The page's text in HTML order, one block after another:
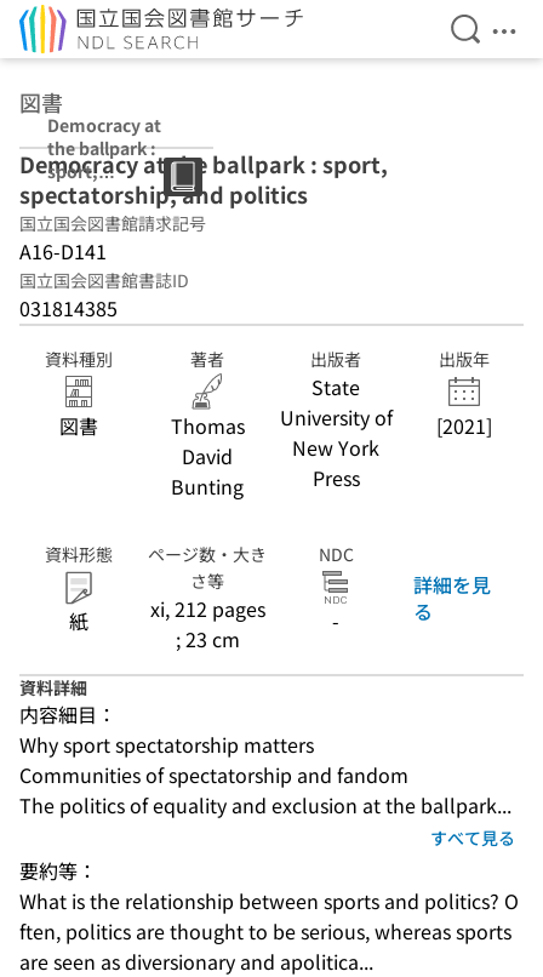
検索を
メ
図書
Democracy at
the ballpark :
sport,
spectatorship,
and politics
Democracy at the ballpark : sport,
spectatorship, and politics
国立国会図書館請求記号
A16-D141
国立国会図書館書誌ID
031814385
資料種別
図書
著者
Thomas
David
Bunting
出版者
State
University of
New York
Press
出版年
[2021]
資料形態
紙
ページ数・大き
さ等
xi, 212 pages
; 23 cm
NDC
-
詳細を見
る
資料詳細
内容細目：
Why sport spectatorship matters
Communities of spectatorship and fandom
The politics of equality and exclusion at the ballpark...
すべて見る
要約等：
What is the relationship between sports and politics? O
ften, politics are thought to be serious, whereas sports
are seen as diversionary and apolitica...